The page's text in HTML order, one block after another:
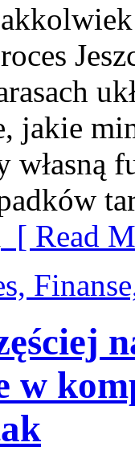
jakie
własną
[ Read
w